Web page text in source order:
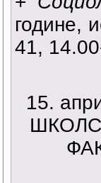
године,
41,
15.